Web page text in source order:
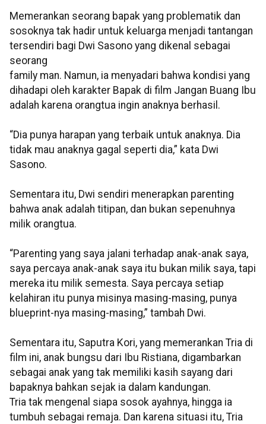
Memerankan seorang bapak yang problematik dan
sosoknya tak hadir untuk keluarga menjadi tantangan
tersendiri bagi Dwi Sasono yang dikenal sebagai
seorang
family man. Namun, ia menyadari bahwa kondisi yang
dihadapi oleh karakter Bapak di film Jangan Buang Ibu
adalah karena orangtua ingin anaknya berhasil.
“Dia punya harapan yang terbaik untuk anaknya. Dia
tidak mau anaknya gagal seperti dia,” kata Dwi
Sasono.
Sementara itu, Dwi sendiri menerapkan parenting
bahwa anak adalah titipan, dan bukan sepenuhnya
milik orangtua.
“Parenting yang saya jalani terhadap anak-anak saya,
saya percaya anak-anak saya itu bukan milik saya, tapi
mereka itu milik semesta. Saya percaya setiap
kelahiran itu punya misinya masing-masing, punya
blueprint-nya masing-masing,” tambah Dwi.
Sementara itu, Saputra Kori, yang memerankan Tria di
film ini, anak bungsu dari Ibu Ristiana, digambarkan
sebagai anak yang tak memiliki kasih sayang dari
bapaknya bahkan sejak ia dalam kandungan.
Tria tak mengenal siapa sosok ayahnya, hingga ia
tumbuh sebagai remaja. Dan karena situasi itu, Tria